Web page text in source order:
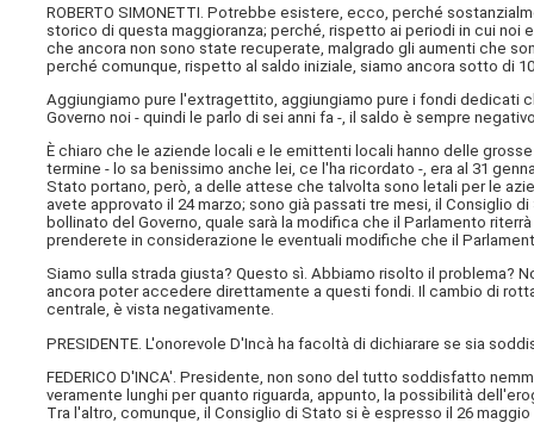
ROBERTO SIMONETTI. Potrebbe esistere, ecco, perché
storico di questa maggioranza; perché, rispetto ai periodi in cui
che ancora non sono state recuperate, malgrado gli aumenti che
perché comunque, rispetto al saldo iniziale, siamo ancora sotto di
Aggiungiamo pure l'extragettito, aggiungiamo pure i fondi dedicati
Governo noi - quindi le parlo di sei anni fa -, il saldo è sempre
È chiaro che le aziende locali e le emittenti locali hanno delle
termine - lo sa benissimo anche lei, ce l'ha ricordato -, era al 31
Stato portano, però, a delle attese che talvolta sono letali per le
avete approvato il 24 marzo; sono già passati tre mesi, il Consiglio
bollinato del Governo, quale sarà la modifica che il Parlamento
prenderete in considerazione le eventuali modifiche che il
Siamo sulla strada giusta? Questo sì. Abbiamo risolto il problema?
ancora poter accedere direttamente a questi fondi. Il cambio di
centrale, è vista negativamente.
PRESIDENTE. L'onorevole D'Incà ha facoltà di dichiarare se sia
FEDERICO D'INCA'. Presidente, non sono del tutto soddisfatto
veramente lunghi per quanto riguarda, appunto, la possibilità
Tra l'altro, comunque, il Consiglio di Stato si è espresso il 26